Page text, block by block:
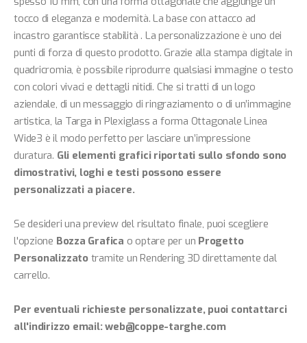
tocco di eleganza e modernità. La base con attacco ad
incastro garantisce stabilità . La personalizzazione è uno dei
punti di forza di questo prodotto. Grazie alla stampa digitale in
quadricromia, è possibile riprodurre qualsiasi immagine o testo
con colori vivaci e dettagli nitidi. Che si tratti di un logo
aziendale, di un messaggio di ringraziamento o di un’immagine
artistica, la Targa in Plexiglass a forma Ottagonale Linea
Wide3 è il modo perfetto per lasciare un’impressione
duratura. Gli elementi grafici riportati sullo sfondo sono
dimostrativi, loghi e testi possono essere
personalizzati a piacere.
Se desideri una preview del risultato finale, puoi scegliere
l'opzione Bozza Grafica o optare per un Progetto
Personalizzatotramite un Rendering 3D direttamente dal
carrello.
Per eventuali richieste personalizzate, puoi contattarci
all'indirizzo email:web@coppe-targhe.com